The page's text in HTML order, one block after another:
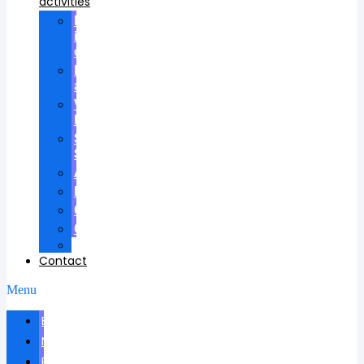
Participation
in
councils
Research
advisees
Visiting
Lectures
Scientific
School
Awards
Patents
Certificates
Contracts
Contact
Menu
Biography
News